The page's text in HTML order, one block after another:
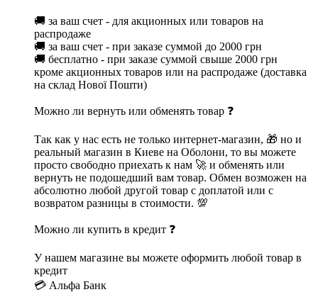
🚚 за ваш счет - для акционных или товаров на
распродаже
🚚 за ваш счет - при заказе суммой до 2000 грн
🚚 бесплатно - при заказе суммой свыше 2000 грн
кроме акционных товаров или на распродаже (доставка
на склад Нової Пошти)
Можно ли вернуть или обменять товар ❓
Так как у нас есть не только интернет-магазин, 🎁 но и
реальный магазин в Киеве на Оболони, то вы можете
просто свободно приехать к нам 🚀 и обменять или
вернуть не подошедший вам товар. Обмен возможен на
абсолютно любой другой товар с доплатой или с
возвратом разницы в стоимости. 💯
Можно ли купить в кредит ❓
У нашем магазине вы можете оформить любой товар в
кредит
💳 Альфа Банк